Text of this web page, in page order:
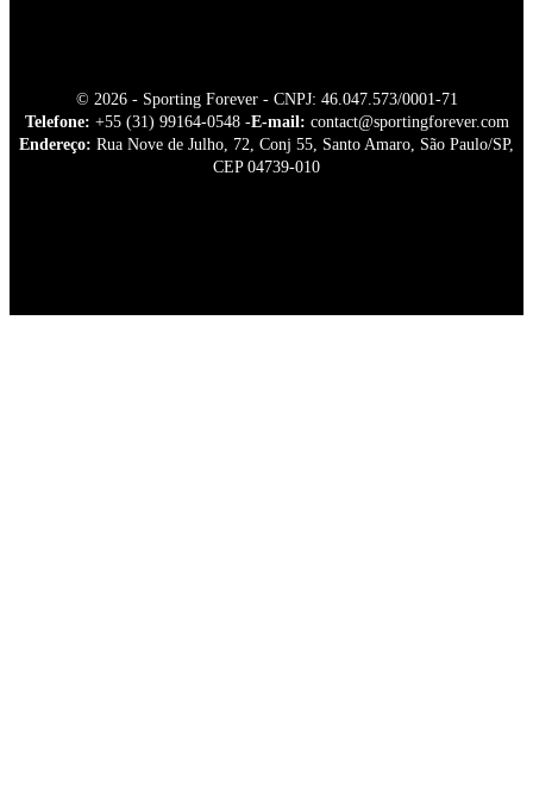
© 2026 - Sporting Forever - CNPJ: 46.047.573/0001-71
Telefone: +55 (31) 99164-0548 -E-mail: contact@sportingforever.com
Endereço: Rua Nove de Julho, 72, Conj 55, Santo Amaro, São Paulo/SP,
CEP 04739-010